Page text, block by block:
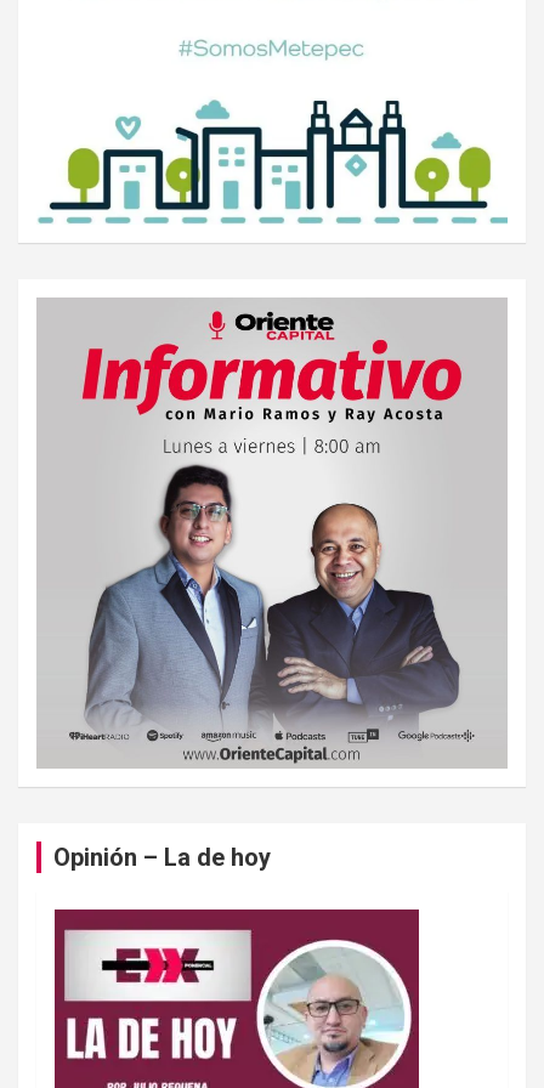
Opinión – La de hoy